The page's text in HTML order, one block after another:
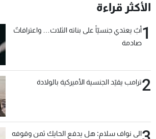
الأكثر قراءة
1أبٌ يعتدي جنسيّاً على بناته الثلاث… واعترافاتٌ
صادمة
2ترامب يقيّد الجنسية الأميركية بالولادة
الى نواف سلام: هل يدفع الحايك ثمن وقوفه
عن MTV
الإنـتـاج
وظائف
شروط الإسـتخدام